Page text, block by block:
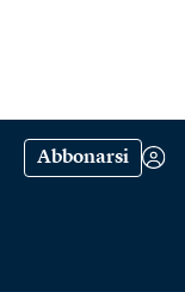
Abbonarsi